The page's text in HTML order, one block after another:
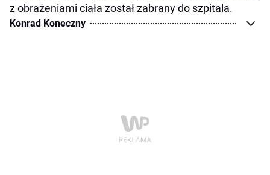
z obrażeniami ciała został zabrany do szpitala.
Konrad Koneczny